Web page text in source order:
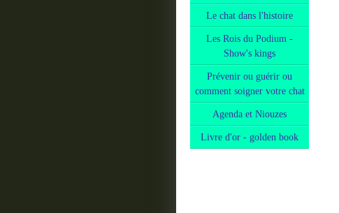
Le chat dans l'histoire
Les Rois du Podium -
Show's kings
Prévenir ou guérir ou
comment soigner votre chat
Agenda et Niouzes
Livre d'or - golden book